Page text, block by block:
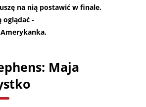
na nią postawić w finale.
oglądać -
Amerykanka.
Maja